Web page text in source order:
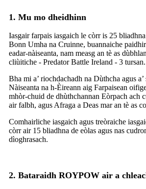
1. Mu mo dheidhinn
Iasgair farpais iasgaich le còrr is 25
Bonn Umha na Cruinne, buannaiche
eadar-nàiseanta, nam measg an tè as
cliùitiche - Predator Battle Ireland - 3 tursan.
Bha mi a’ riochdachadh na Dùthcha agus
Nàiseanta na h-Èireann aig Farpaisean
mhòr-chuid de dhùthchannan Eòrpach ach
air falbh, agus Afraga a Deas mar an tè as
Comhairliche iasgaich agus treòraiche
còrr air 15 bliadhna de eòlas agus nas
dìoghrasach.
2. Bataraidh ROYPOW air a